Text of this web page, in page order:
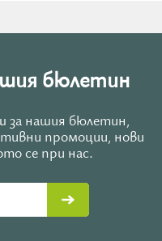
бюлетин
за нашия бюлетин,
промоции, нови
се при нас.